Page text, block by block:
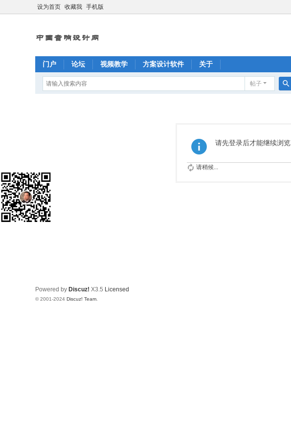
设为首页 收藏我 手机版
门户 论坛 视频教学 方案设计软件 关于
帖子
请先登录后才能继续浏览
请稍候...
Powered by Discuz! X3.5 Licensed
© 2001-2024 Discuz! Team